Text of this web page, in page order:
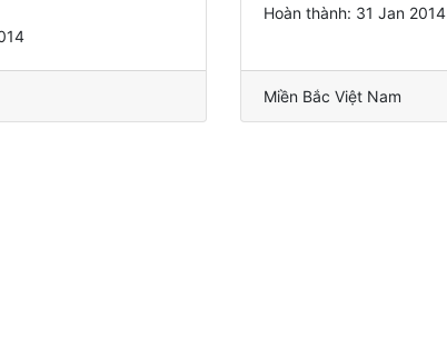
Hoàn thành: 31 Jan 2014
Miền Bắc Việt Nam